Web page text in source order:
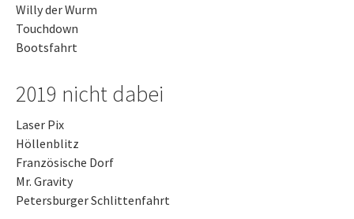
Willy der Wurm
Touchdown
Bootsfahrt
2019 nicht dabei
Laser Pix
Höllenblitz
Französische Dorf
Mr. Gravity
Petersburger Schlittenfahrt